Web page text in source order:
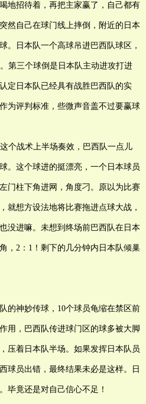
地招待着，再把主家赢了，自己都有
然自己在球门线上摔倒，附近的日本
。日本队一个高球吊进巴西队球区，
第三个球倒是日本队主动进攻打进
定日本队已经具有战胜巴西队的实
为评判标准，些微声音盖不过要赢球
个战术上半场奏效，巴西队一点儿
。这个球进的挺漂亮，一个日本球员
门柱下角进网，角度刁。原以为比赛
就想方设法地将比赛拖进点球大战，
没进嘛。未想到终场前巴西队在日本
，2：1！剩下的几分钟内日本队倾巢
的神妙传球，10个球员龟缩在禁区前
用，巴西队传进球门区的球多被大脚
压着日本队半场。如果发挥日本队员
球员出错，最终结果未必是这样。日
毕竟还是对自己信心不足！